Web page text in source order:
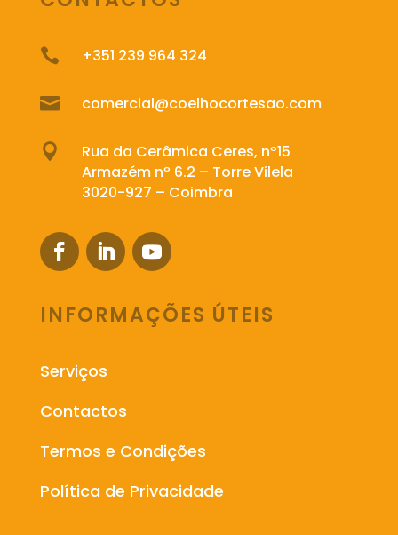
 +351 239 964 324
 comercial@coelhocortesao.com

Rua da Cerâmica Ceres, nº15
Armazém nº 6.2 – Torre Vilela
3020-927 – Coimbra
INFORMAÇÕES ÚTEIS
Serviços
Contactos
Termos e Condições
Política de Privacidade